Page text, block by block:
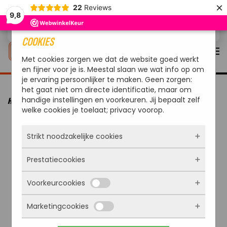
9,8
22 Reviews ×
Overslaan en naar de inhoud gaan
HOME VUUR & WARMTE
BUITENHAARDEN & TERRASHAARDEN
REDFIRE CHIMENEA TAMPICO KLEIHAARD GEEL
COOKIES
Met cookies zorgen we dat de website goed werkt
en fijner voor je is. Meestal slaan we wat info op om
je ervaring persoonlijker te maken. Geen zorgen:
het gaat niet om directe identificatie, maar om
handige instellingen en voorkeuren. Jij bepaalt zelf
welke cookies je toelaat; privacy voorop.
Strikt noodzakelijke cookies
Deze cookies zorgen ervoor dat de website
überhaupt werkt. Ze zijn dus altijd actief en
kunnen niet worden uitgezet. Meestal worden
ze alleen geplaatst als jij iets doet, zoals
inloggen, een formulier invullen of je
privacyvoorkeuren opslaan. Je kunt je browser
zo instellen dat hij deze cookies blokkeert of je
Prestatiecookies
Met deze cookies zien we hoe vaak onze site
bezocht wordt, waar bezoekers vandaan
komen en welke pagina’s populair zijn. Zo
kunnen we de website blijven verbeteren.
Voorkeurcookies
Deze cookies onthouden jouw voorkeuren.
Bijvoorbeeld taalkeuze of ingevulde gegevens.
Marketingcookies